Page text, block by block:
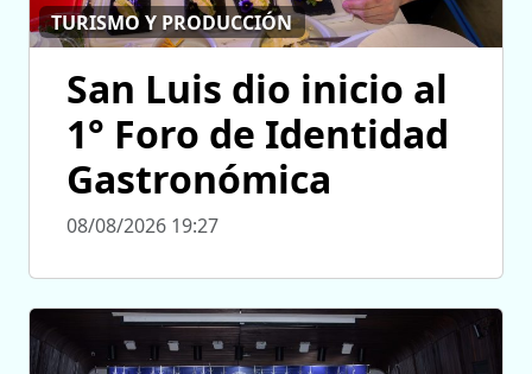
TURISMO Y PRODUCCIÓN
San Luis dio inicio al
1° Foro de Identidad
Gastronómica
08/08/2026 19:27